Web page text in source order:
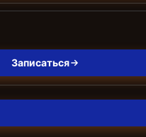
Записаться